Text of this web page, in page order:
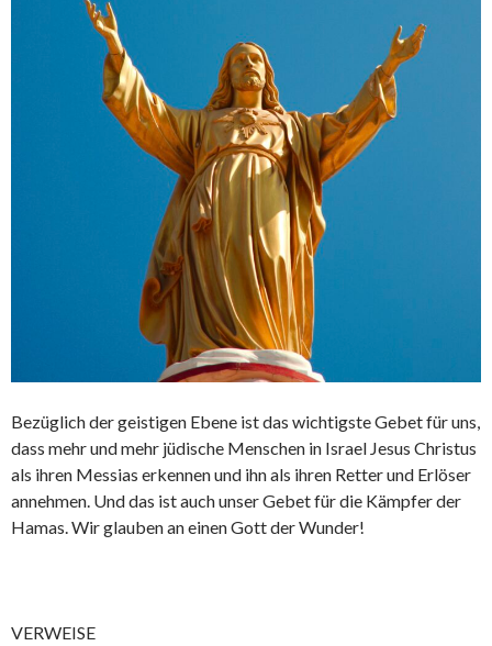
Bezüglich der geistigen Ebene ist das wichtigste Gebet für uns,
dass mehr und mehr jüdische Menschen in Israel Jesus Christus
als ihren Messias erkennen und ihn als ihren Retter und Erlöser
annehmen. Und das ist auch unser Gebet für die Kämpfer der
Hamas. Wir glauben an einen Gott der Wunder!
VERWEISE